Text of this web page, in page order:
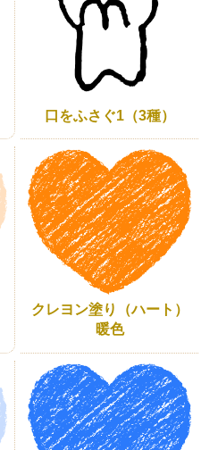
口をふさぐ1（3種）
クレヨン塗り（ハート）
暖色